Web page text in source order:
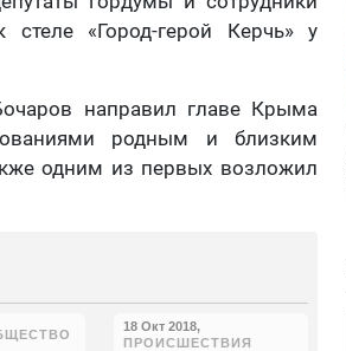
«Город-герой Керчь» у
направил главе Крыма
родным и близким
одним из первых возложил
18 Окт 2018,
ПРОИСШЕСТВИЯ